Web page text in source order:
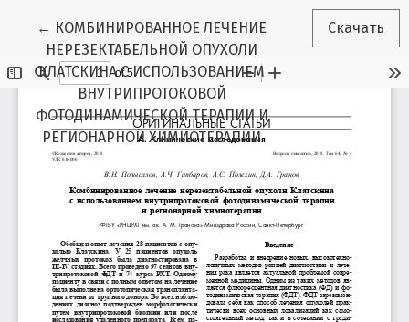
← Вернуться к Подробностям о статье
КОМБИНИРОВАННОЕ ЛЕЧЕНИЕ
НЕРЕЗЕКТАБЕЛЬНОЙ ОПУХОЛИ
КЛАТСКИНА С ИСПОЛЬЗОВАНИЕМ
ВНУТРИПРОТОКОВОЙ
ФОТОДИНАМИЧЕСКОЙ ТЕРАПИИ И
РЕГИОНАРНОЙ ХИМИОТЕРАПИИ
Скачать